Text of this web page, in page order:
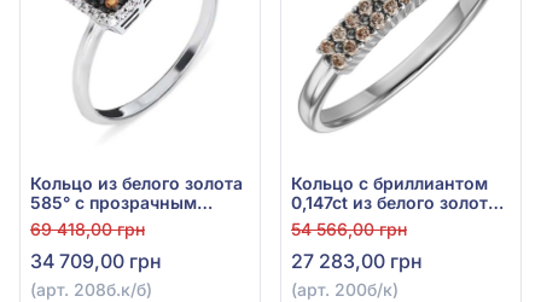
Кольцо из белого золота
585° с прозрачным
бриллиантом 0,0912ct и
коричневым
бриллиантом 0,121ct, арт.
208б.к/б
69 418,00 грн
34 709,00 грн
(арт. 208б.к/б)
Кольцо с бриллиантом
0,147ct из белого золота
585°, арт. 200б/к
54 566,00 грн
27 283,00 грн
(арт. 200б/к)